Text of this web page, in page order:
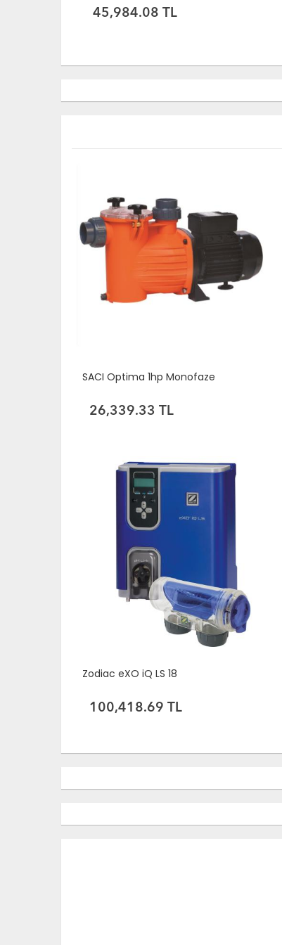
56,135.69 TL
SACI Optima 1hp Monofaze
26,339.33 TL
Zodiac eXO iQ LS 18
100,418.69 TL